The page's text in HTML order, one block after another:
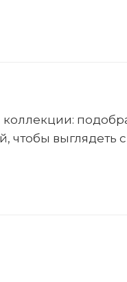
чтобы